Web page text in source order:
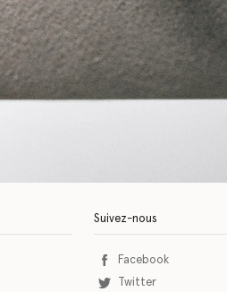
Suivez-nous
Facebook
Twitter